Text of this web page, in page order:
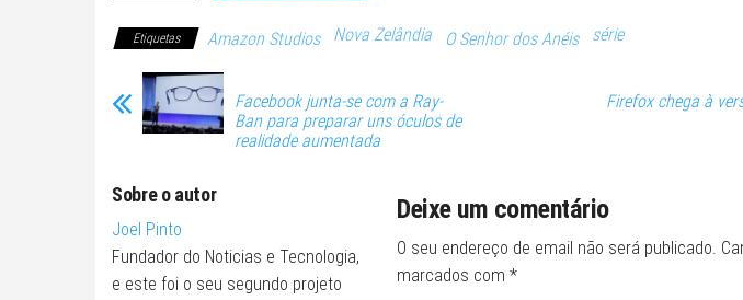
Etiquetas Amazon Studios Nova Zelândia O Senhor dos Anéis série
Facebook junta-se com a Ray-
Ban para preparar uns óculos de
realidade aumentada
Firefox chega à
Sobre o autor
Joel Pinto
Fundador do Noticias e Tecnologia,
e este foi o seu segundo projeto
Deixe um comentário
O seu endereço de email não será publicado.
marcados com *